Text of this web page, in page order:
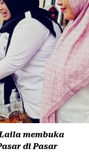
membuka
di Pasar